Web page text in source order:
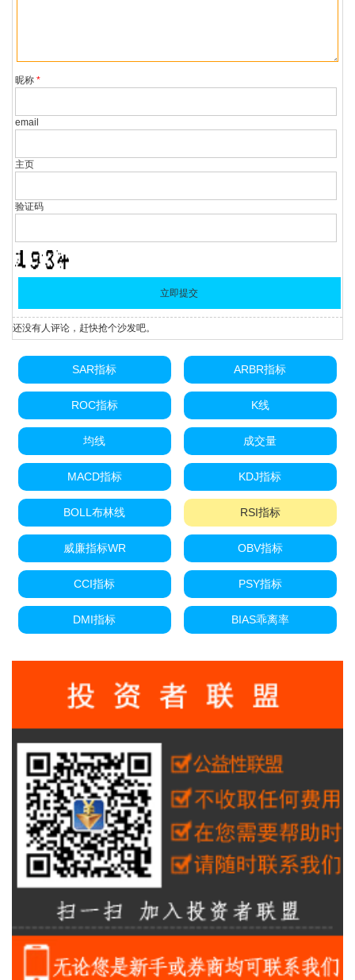
昵称*
email
主页
验证码
还没有人评论，赶快抢个沙发吧。
SAR指标 ARBR指标
ROC指标 K线
均线 成交量
MACD指标 KDJ指标
BOLL布林线 RSI指标
威廉指标WR OBV指标
CCI指标 PSY指标
DMI指标 BIAS乖离率